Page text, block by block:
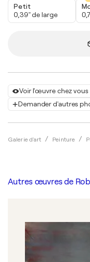
Voir l'œuvre chez vous
Demander d'autres
Galerie d'art Peinture
Petit
0,39" de large
Autres œuvres de